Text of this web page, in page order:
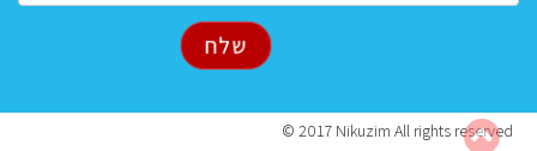
© 2017 Nikuzim All rights reserved